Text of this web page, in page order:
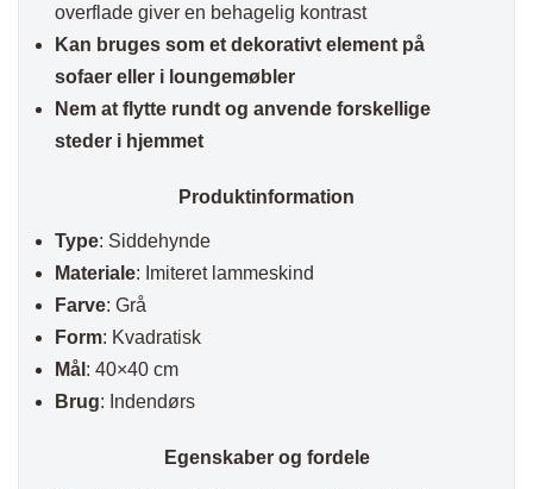
overflade giver en behagelig kontrast
Kan bruges som et dekorativt element på
sofaer eller i loungemøbler
Nem at flytte rundt og anvende forskellige
steder i hjemmet
Produktinformation
Type: Siddehynde
Materiale: Imiteret lammeskind
Farve: Grå
Form: Kvadratisk
Mål : 40×40 cm
Brug: Indendørs
Egenskaber og fordele